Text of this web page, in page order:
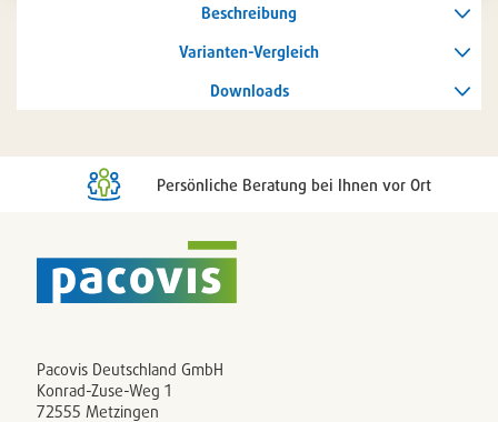
setzen
Beschreibung
Varianten-Vergleich
Downloads
Persönliche Beratung bei Ihnen vor Ort
Pacovis Deutschland GmbH
Konrad-Zuse-Weg 1
72555 Metzingen